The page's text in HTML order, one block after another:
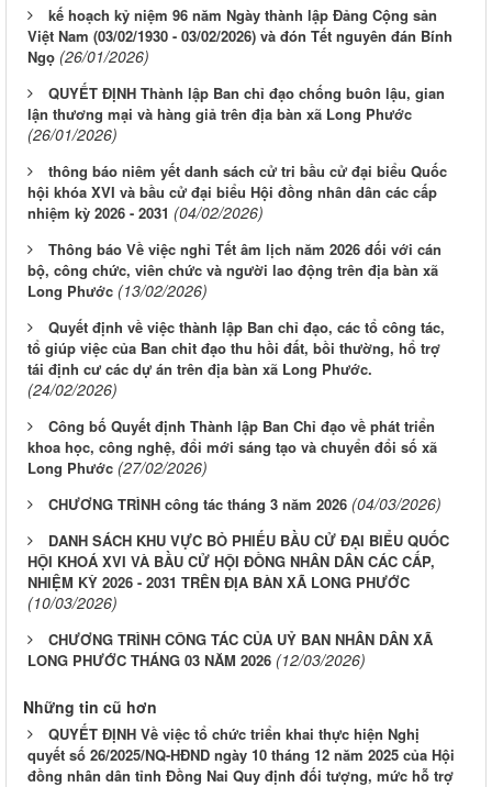
kế hoạch kỷ niệm 96 năm Ngày thành lập Đảng Cộng sản
Việt Nam (03/02/1930 - 03/02/2026) và đón Tết nguyên đán Bính
Ngọ (26/01/2026)
QUYẾT ĐỊNH Thành lập Ban chỉ đạo chống buôn lậu, gian
lận thương mại và hàng giả trên địa bàn xã Long Phước
(26/01/2026)
thông báo niêm yết danh sách cử tri bầu cử đại biểu Quốc
hội khóa XVI và bầu cử đại biểu Hội đồng nhân dân các cấp
nhiệm kỳ 2026 - 2031 (04/02/2026)
Thông báo Về việc nghỉ Tết âm lịch năm 2026 đối với cán
bộ, công chức, viên chức và người lao động trên địa bàn xã
Long Phước (13/02/2026)
Quyết định về việc thành lập Ban chỉ đạo, các tổ công tác,
tổ giúp việc của Ban chit đạo thu hồi đất, bồi thường, hổ trợ
tái định cư các dự án trên địa bàn xã Long Phước.
(24/02/2026)
Công bố Quyết định Thành lập Ban Chỉ đạo về phát triển
khoa học, công nghệ, đổi mới sáng tạo và chuyển đổi số xã
Long Phước (27/02/2026)
CHƯƠNG TRÌNH công tác tháng 3 năm 2026 (04/03/2026)
DANH SÁCH KHU VỰC BỎ PHIẾU BẦU CỬ ĐẠI BIỂU QUỐC
HỘI KHOÁ XVI VÀ BẦU CỬ HỘI ĐỒNG NHÂN DÂN CÁC CẤP,
NHIỆM KỲ 2026 - 2031 TRÊN ĐỊA BÀN XÃ LONG PHƯỚC
(10/03/2026)
CHƯƠNG TRÌNH CÔNG TÁC CỦA UỶ BAN NHÂN DÂN XÃ
LONG PHƯỚC THÁNG 03 NĂM 2026 (12/03/2026)
Những tin cũ hơn
QUYẾT ĐỊNH Về việc tổ chức triển khai thực hiện Nghị
quyết số 26/2025/NQ-HĐND ngày 10 tháng 12 năm 2025 của Hội
đồng nhân dân tỉnh Đồng Nai Quy định đối tượng, mức hỗ trợ